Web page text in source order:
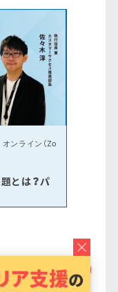
オンライン（Zo
とは？パ